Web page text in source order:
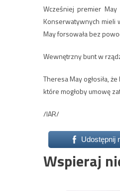
Wcześniej premier
Konserwatywnych mieli
May forsowała bez
Wewnętrzny bunt w
Theresa May ogłosiła,
które mogłoby umowę
/IAR/
Udostępnij
Wspieraj